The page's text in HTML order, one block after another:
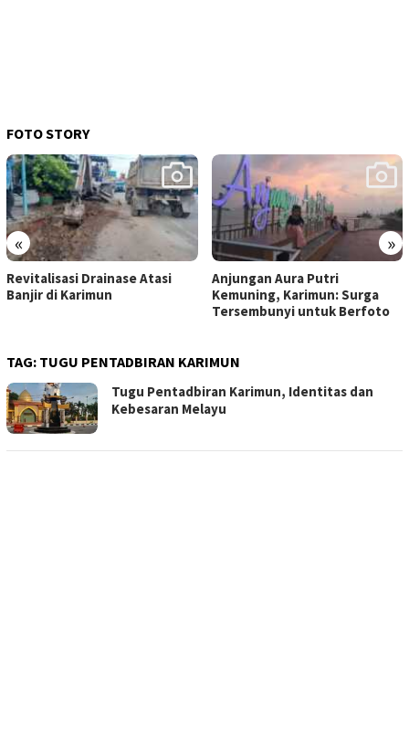
FOTO STORY
« »
Revitalisasi Drainase Atasi
Banjir di Karimun
Anjungan Aura Putri
Kemuning, Karimun: Surga
Tersembunyi untuk Berfoto
TAG: TUGU PENTADBIRAN KARIMUN
Tugu Pentadbiran Karimun, Identitas dan
Kebesaran Melayu